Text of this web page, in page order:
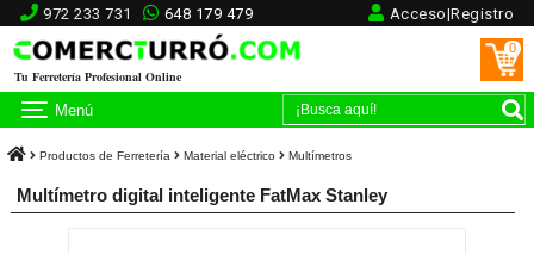
972 233 731 648 179 479 Acceso|Registro
Tu Ferretería Profesional Online
0
Menú
Productos de Ferretería Material eléctrico Multímetros
Multímetro digital inteligente FatMax Stanley